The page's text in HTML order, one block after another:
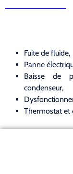
Fuite de fluide,
Panne
Baisse de
condenseur,
Thermostat et